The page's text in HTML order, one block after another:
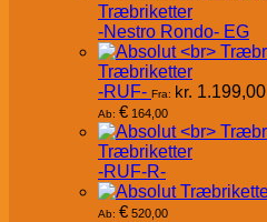
Træbriketter
-Nestro Rondo- EG
Træbriketter
-RUF- Fra: kr. 1.199,00
Ab: € 164,00
Træbriketter
-RUF-R-
Ab: € 520,00